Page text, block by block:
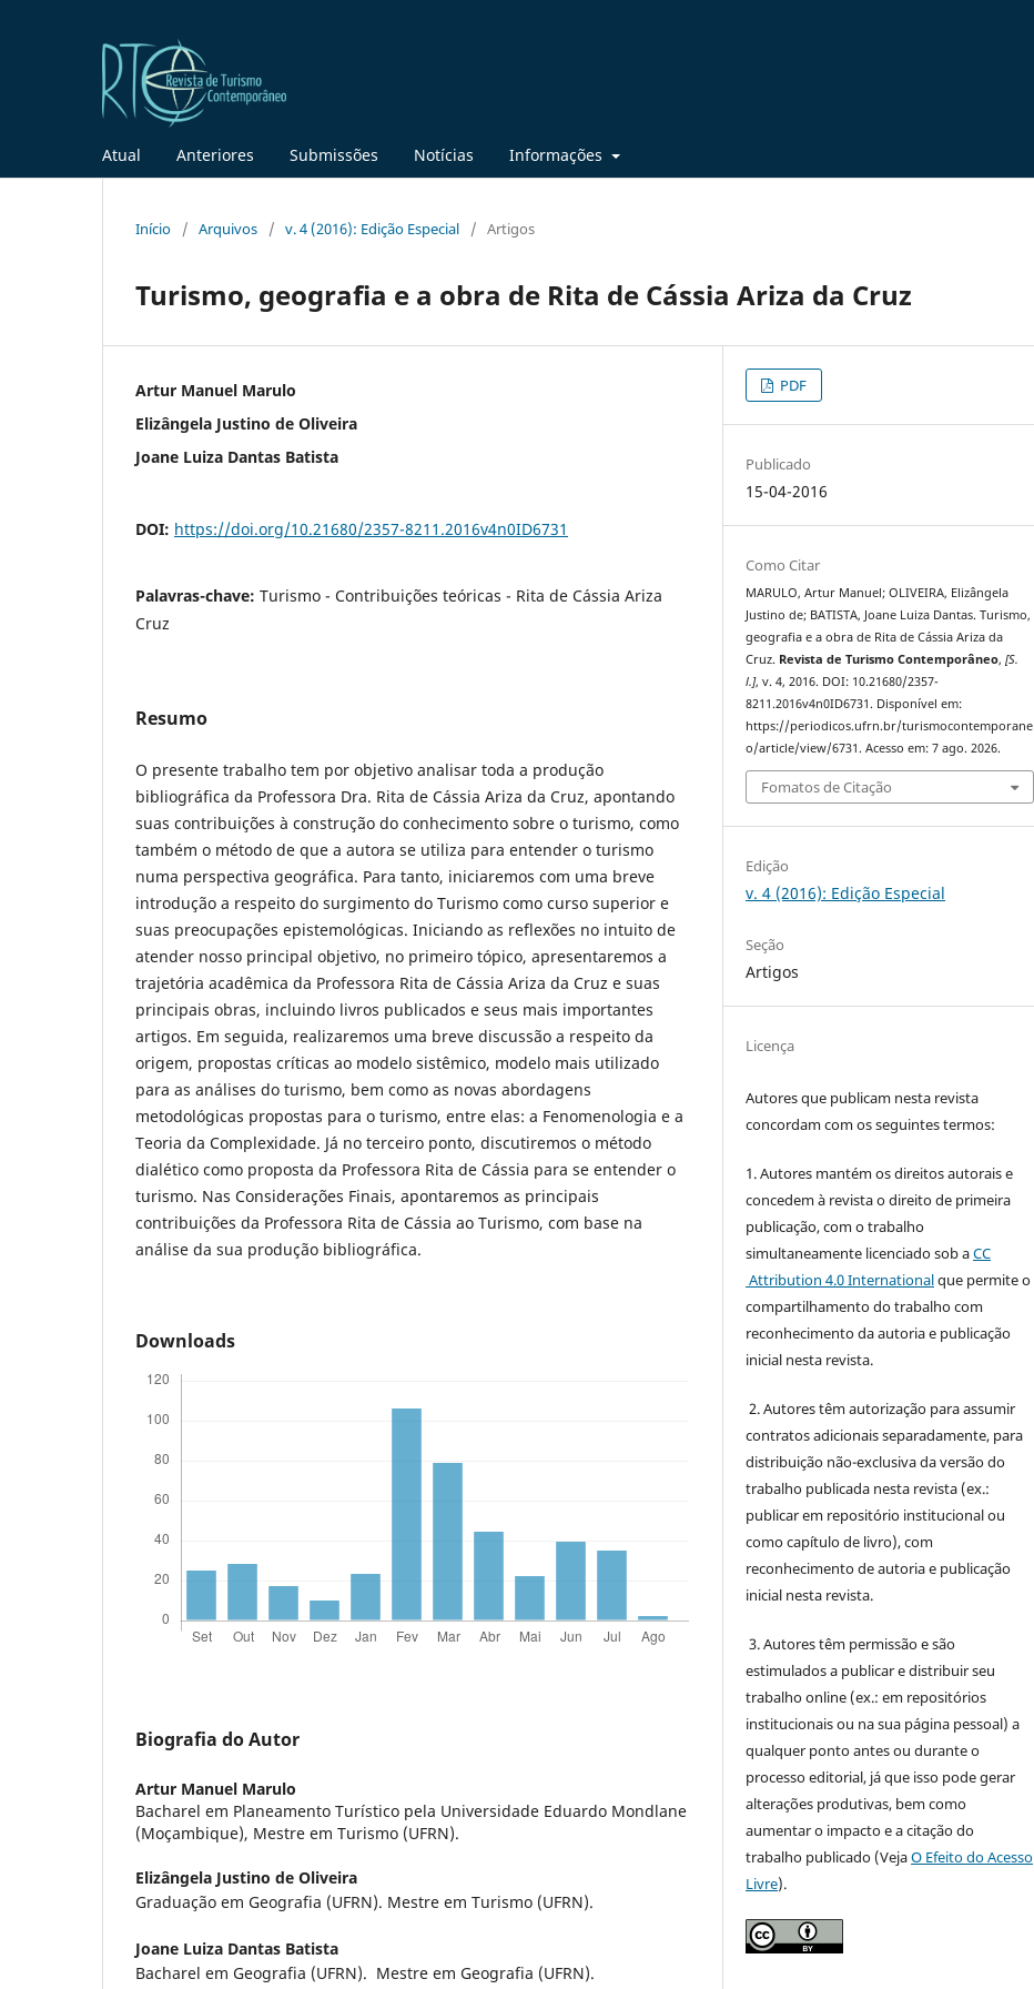
Atual Anteriores Submissões Notícias Informações
Início / Arquivos / v. 4 (2016): Edição Especial / Artigos
Turismo, geografia e a obra de Rita de Cássia Ariza da Cruz
Artur Manuel Marulo
Elizângela Justino de Oliveira
Joane Luiza Dantas Batista
DOI: https://doi.org/10.21680/2357-8211.2016v4n0ID6731
Palavras-chave: Turismo - Contribuições teóricas - Rita de Cássia Ariza
Cruz
Resumo
O presente trabalho tem por objetivo analisar toda a produção
bibliográfica da Professora Dra. Rita de Cássia Ariza da Cruz, apontando
suas contribuições à construção do conhecimento sobre o turismo, como
também o método de que a autora se utiliza para entender o turismo
numa perspectiva geográfica. Para tanto, iniciaremos com uma breve
introdução a respeito do surgimento do Turismo como curso superior e
suas preocupações epistemológicas. Iniciando as reflexões no intuito de
atender nosso principal objetivo, no primeiro tópico, apresentaremos a
trajetória acadêmica da Professora Rita de Cássia Ariza da Cruz e suas
principais obras, incluindo livros publicados e seus mais importantes
artigos. Em seguida, realizaremos uma breve discussão a respeito da
origem, propostas críticas ao modelo sistêmico, modelo mais utilizado
para as análises do turismo, bem como as novas abordagens
metodológicas propostas para o turismo, entre elas: a Fenomenologia e a
Teoria da Complexidade. Já no terceiro ponto, discutiremos o método
dialético como proposta da Professora Rita de Cássia para se entender o
turismo. Nas Considerações Finais, apontaremos as principais
contribuições da Professora Rita de Cássia ao Turismo, com base na
análise da sua produção bibliográfica.
Downloads
Biografia do Autor
Artur Manuel Marulo
Bacharel em Planeamento Turístico pela Universidade Eduardo Mondlane
(Moçambique), Mestre em Turismo (UFRN).
Elizângela Justino de Oliveira
Graduação em Geografia (UFRN). Mestre em Turismo (UFRN).
Joane Luiza Dantas Batista
Bacharel em Geografia (UFRN). Mestre em Geografia (UFRN).
PDF
Publicado
15-04-2016
Como Citar
MARULO, Artur Manuel; OLIVEIRA, Elizângela
Justino de; BATISTA, Joane Luiza Dantas. Turismo,
geografia e a obra de Rita de Cássia Ariza da
Cruz. Revista de Turismo Contemporâneo,[S.
l.], v. 4, 2016. DOI: 10.21680/2357-
8211.2016v4n0ID6731. Disponível em:
https://periodicos.ufrn.br/turismocontemporane
o/article/view/6731. Acesso em: 7 ago. 2026.
Fomatos de Citação
Edição
v. 4 (2016): Edição Especial
Seção
Artigos
Licença
Autores que publicam nesta revista
concordam com os seguintes termos:
1. Autores mantém os direitos autorais e
concedem à revista o direito de primeira
publicação, com o trabalho
simultaneamente licenciado sob aCC
Attribution 4.0 Internationalque permite o
compartilhamento do trabalho com
reconhecimento da autoria e publicação
inicial nesta revista.
2. Autores têm autorização para assumir
contratos adicionais separadamente, para
distribuição não-exclusiva da versão do
trabalho publicada nesta revista (ex.:
publicar em repositório institucional ou
como capítulo de livro), com
reconhecimento de autoria e publicação
inicial nesta revista.
3. Autores têm permissão e são
estimulados a publicar e distribuir seu
trabalho online (ex.: em repositórios
institucionais ou na sua página pessoal) a
qualquer ponto antes ou durante o
processo editorial, já que isso pode gerar
alterações produtivas, bem como
aumentar o impacto e a citação do
trabalho publicado (VejaO Efeito do Acesso
Livre).